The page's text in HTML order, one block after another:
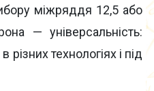
міжряддя 12,5 або
— універсальність:
технологіях і під